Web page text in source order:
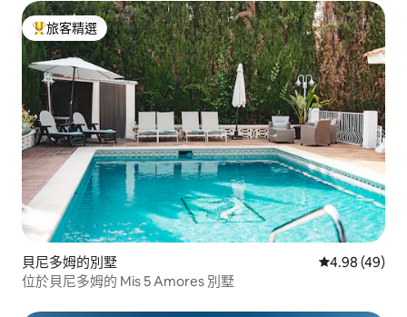
旅客精選榜首
旅客精選
貝尼多姆的別墅 從 49 則評價
4.98 (49)
位於貝尼多姆的 Mis 5 Amores 別墅